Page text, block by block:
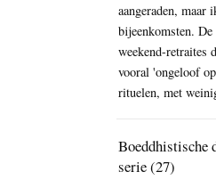
aangeraden, maar
bijeenkomsten.
weekend-retraites
vooral 'ongeloof
rituelen, met
Boeddhistische
serie (27)